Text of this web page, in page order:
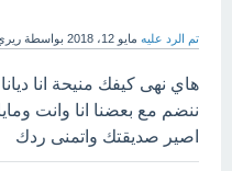
تم الرد عليه مايو 12، 2018 بواسطة
هاي نهى كيفك منيحة انا
ننضم مع بعضنا انا وانت
اصير صديقتك واتمنى ردك